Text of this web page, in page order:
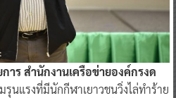
ร สำนักงานเครือข่ายองค์กรงด
นแรงที่มีนักกีฬาเยาวชนวิ่งไล่ทำร้าย